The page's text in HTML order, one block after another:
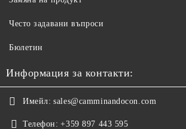
Често задавани въпроси
Бюлетин
Информация за контакти:
Имейл: sales@camminandocon.com
Телефон: +359 897 443 595